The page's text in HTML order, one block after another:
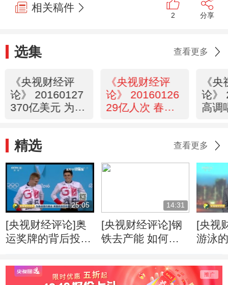
相关稿件
2 分享
选集 查看更多
《央视财经评
论》 20160127
370亿美元 为何
《央视财经评
论》 20160126
29亿人次 春运
《
论》
高调
精选 查看更多
25:05
[央视财经评论]奥
运奖牌的背后投入
14:31
[央视财经评论]钢
铁去产能 如何提
[央视
游泳